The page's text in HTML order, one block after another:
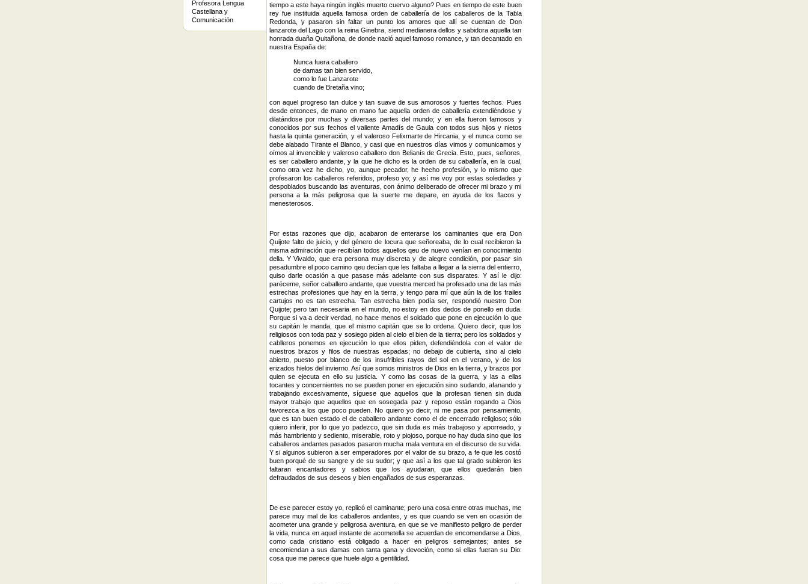
Profesora Lengua
Castellana y
Comunicación
tiempo a este haya ningún inglés muerto cuervo alguno? Pues en tiempo de este buen
rey fue instituida aquella famosa orden de caballería de los caballeros de la Tabla
Redonda, y pasaron sin faltar un punto los amores que allí se cuentan de Don
lanzarote del Lago con la reina Ginebra, siend medianera dellos y sabidora aquella tan
honrada duaña Quitañona, de donde nació aquel famoso romance, y tan decantado en
nuestra España de:
Nunca fuera caballero
de damas tan bien servido,
como lo fue Lanzarote
cuando de Bretaña vino;
con aquel progreso tan dulce y tan suave de sus amorosos y fuertes fechos. Pues
desde entonces, de mano en mano fue aquella orden de caballería extendiéndose y
dilatándose por muchas y diversas partes del mundo; y en ella fueron famosos y
conocidos por sus fechos el valiente Amadís de Gaula con todos sus hijos y nietos
hasta la quinta generación, y el valeroso Felixmarte de Hircania, y el nunca como se
debe alabado Tirante el Blanco, y casi que en nuestros días vimos y comunicamos y
oímos al invencible y valeroso caballero don Belianís de Grecia. Esto, pues, señores,
es ser caballero andante, y la que he dicho es la orden de su caballería, en la cual,
como otra vez he dicho, yo, aunque pecador, he hecho profesión, y lo mismo que
profesaron los caballeros referidos, profeso yo; y así me voy por estas soledades y
despoblados buscando las aventuras, con ánimo deliberado de ofrecer mi brazo y mi
persona a la más peligrosa que la suerte me depare, en ayuda de los flacos y
menesterosos.
Por estas razones que dijo, acabaron de enterarse los caminantes que era Don
Quijote falto de juicio, y del género de locura que señoreaba, de lo cual recibieron la
misma admiración que recibían todos aquellos qeu de nuevo venían en conocimiento
della. Y Vivaldo, que era persona muy discreta y de alegre condición, por pasar sin
pesadumbre el poco camino qeu decían que les faltaba a llegar a la sierra del entierro,
quiso darle ocasión a que pasase más adelante con sus disparates. Y así le dijo:
paréceme, señor caballero andante, que vuestra merced ha profesado una de las más
estrechas profesiones que hay en la tierra, y tengo para mí que aún la de los frailes
cartujos no es tan estrecha. Tan estrecha bien podía ser, respondió nuestro Don
Quijote; pero tan necesaria en el mundo, no estoy en dos dedos de ponello en duda.
Porque si va a decir verdad, no hace menos el soldado que pone en ejecución lo que
su capitán le manda, que el mismo capitán que se lo ordena. Quiero decir, que los
religiosos con toda paz y sosiego piden al cielo el bien de la tierra; pero los soldados y
cablleros ponemos en ejecución lo que ellos piden, defendiéndola con el valor de
nuestros brazos y filos de nuestras espadas; no debajo de cubierta, sino al cielo
abierto, puesto por blanco de los insufribles rayos del sol en el verano, y de los
erizados hielos del invierno. Así que somos ministros de Dios en la tierra, y brazos por
quien se ejecuta en ello su justicia. Y como las cosas de la guerra, y las a ellas
tocantes y concernientes no se pueden poner en ejecución sino sudando, afanando y
trabajando excesivamente, síguese que aquellos que la profesan tienen sin duda
mayor trabajo que aquellos que en sosegada paz y reposo están rogando a Dios
favorezca a los que poco pueden. No quiero yo decir, ni me pasa por pensamiento,
que es tan buen estado el de caballero andante como el de encerrado religioso; sólo
quiero inferir, por lo que yo padezco, que sin duda es más trabajoso y aporreado, y
más hambriento y sediento, miserable, roto y piojoso, porque no hay duda sino que los
caballeros andantes pasados pasaron mucha mala ventura en el discurso de su vida.
Y si algunos subieron a ser emperadores por el valor de su brazo, a fe que les costó
buen porqué de su sangre y de su sudor; y que así a los que tal grado subieron les
faltaran encantadores y sabios que los ayudaran, que ellos quedarán bien
defraudados de sus deseos y bien engañados de sus esperanzas.
De ese parecer estoy yo, replicó el caminante; pero una cosa entre otras muchas, me
parece muy mal de los caballeros andantes, y es que cuando se ven en ocasión de
acometer una grande y peligrosa aventura, en que se ve manifiesto peligro de perder
la vida, nunca en aquel instante de acometella se acuerdan de encomendarse a Dios,
como cada cristiano está obligado a hacer en peligros semejantes; antes se
encomiendan a sus damas con tanta gana y devoción, como si ellas fueran su Dio:
cosa que me parece que huele algo a gentilidad.